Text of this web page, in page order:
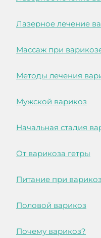
Лазерное лечение
Массаж при
Методы лечения
Мужской варикоз
Начальная стадия
От варикоза гетры
Питание при
Половой варикоз
Почему варикоз?